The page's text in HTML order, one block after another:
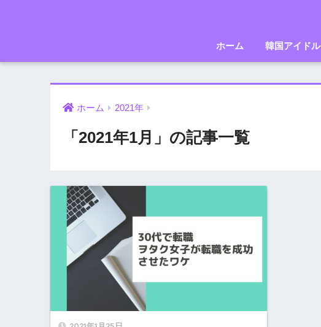
ホーム 韓国アイドル
ホーム 2021年
「2021年1月」の記事一覧